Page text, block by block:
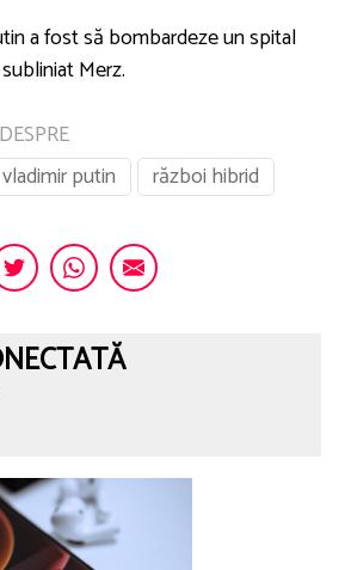
a fost să bombardeze un spital
Merz.
vladimir putin război hibrid